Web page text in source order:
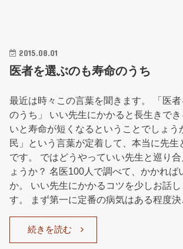
2015.08.01
医者を選ぶのも寿命のうち
最近は時々この言葉を聞きます。 「医
のうち」 いい先生にかかると長生きで
いと寿命が短くなるということでしょう
民」という言葉が定着して、本当に先生
です。 ではどうやっていい先生と巡り
ょうか？ 名医100人で調べて、かかれば
か。 いい先生にかかるコツを少しお話し
す。 まず第一に定番の病気はある程度
続きを読む